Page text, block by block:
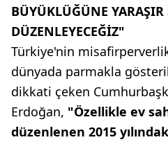
BÜYÜKLÜĞÜNE YARAŞIR
DÜZENLEYECEĞİZ"
Türkiye'nin
dünyada parmakla
dikkati çeken
Erdoğan, "Özellikle ev
düzenlenen 2015